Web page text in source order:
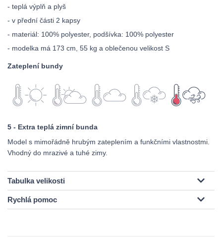
- teplá výplň a plyš
- v přední části 2 kapsy
- materiál: 100% polyester, podšívka: 100% polyester
- modelka má 173 cm, 55 kg a oblečenou velikost S
Zateplení bundy
5 - Extra teplá zimní bunda
Model s mimořádně hrubým zateplením a funkčními vlastnostmi.
Vhodný do mrazivé a tuhé zimy.
Tabulka velikosti
Rychlá pomoc